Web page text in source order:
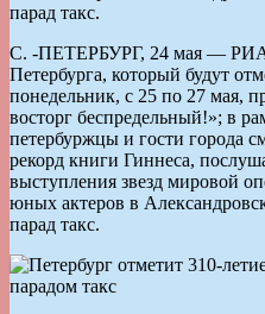
парад такс.
С. -ПЕТЕРБУРГ, 24 мая — РИА
Петербурга, который будут
понедельник, с 25 по 27 мая,
восторг беспредельный!»; в
петербуржцы и гости города
рекорд книги Гиннеса,
выступления звезд мировой
юных актеров в
парад такс.